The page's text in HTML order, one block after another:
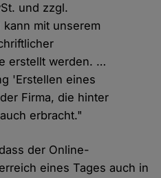
und zzgl.
mit unserem
erstellt werden. …
'Erstellen eines
Firma, die hinter
erbracht."
der Online-
eines Tages auch in